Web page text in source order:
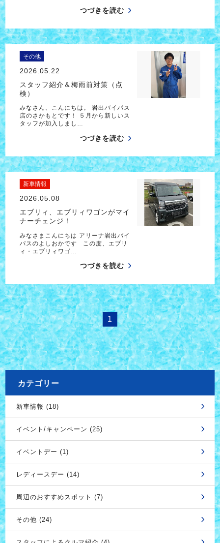
つづきを読む
その他
2026.05.22
スタッフ紹介＆梅雨前対策（点
検）
みなさん、こんにちは。 岩出バイパス
店のさかもとです！ ５月から新しいス
タッフが加入しまし…
つづきを読む
新車情報
2026.05.08
エブリィ、エブリィワゴンがマイ
ナーチェンジ！
みなさまこんにちは アリーナ岩出バイ
パスのよしおかです この度、エブリ
ィ・エブリィワゴ…
つづきを読む
1
カテゴリー
新車情報 (18)
イベント/キャンペーン (25)
イベントデー (1)
レディースデー (14)
周辺のおすすめスポット (7)
その他 (24)